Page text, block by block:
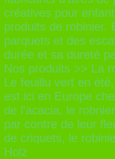
créatives pour
produits de robinier.
parquets et des
durée et sa dureté
Nos produits >> La
Le feuillu vert en
est ici en Europe
de l'acacia, le
par contre de leur
de criquets, le
Holz